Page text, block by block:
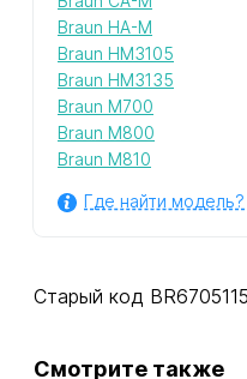
Braun HA-M
Braun HM3105
Braun HM3135
Braun M700
Braun M800
Braun M810
Где найти модель?
Старый код
Смотрите также